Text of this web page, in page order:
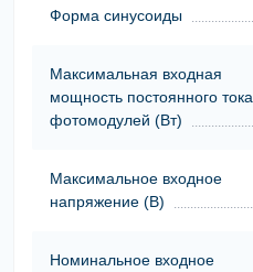
Форма синусоиды
Максимальная входная
мощность постоянного тока
фотомодулей (Вт)
Максимальное входное
напряжение (В)
Номинальное входное